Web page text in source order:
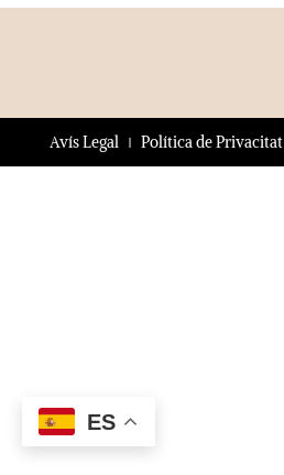
Avís Legal Política de Privacitat
ES